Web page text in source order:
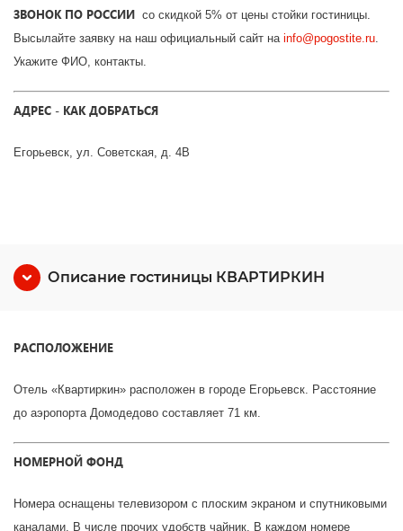
ЗВОНОК ПО РОССИИ со скидкой 5% от цены стойки гостиницы.
Высылайте заявку на наш официальный сайт на info@pogostite.ru.
Укажите ФИО, контакты.
АДРЕС - КАК ДОБРАТЬСЯ
Егорьевск, ул. Советская, д. 4В
Описание гостиницы КВАРТИРКИН
РАСПОЛОЖЕНИЕ
Отель «Квартиркин» расположен в городе Егорьевск. Расстояние
до аэропорта Домодедово составляет 71 км.
НОМЕРНОЙ ФОНД
Номера оснащены телевизором с плоским экраном и спутниковыми
каналами. В числе прочих удобств чайник. В каждом номере